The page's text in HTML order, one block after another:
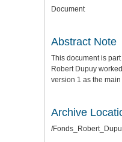
Document
Abstract Note
This document is
Robert Dupuy
version 1 as the
Archive
/